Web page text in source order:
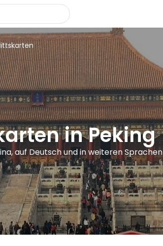
in Peking
auf Deutsch und in weiteren Sprachen